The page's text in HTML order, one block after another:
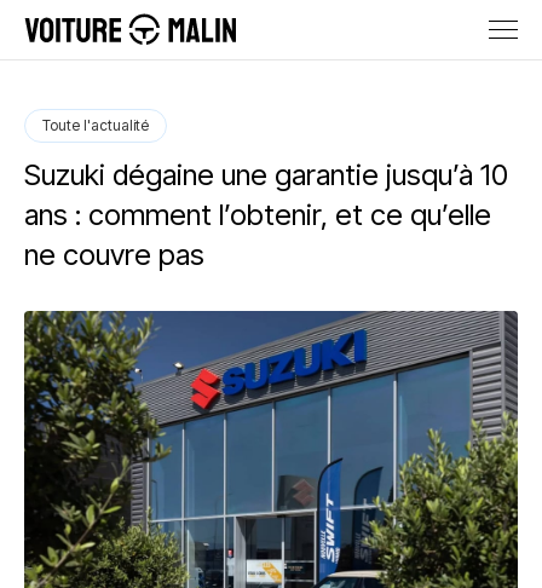
Toute l'actualité
Suzuki dégaine une garantie jusqu’à 10
ans : comment l’obtenir, et ce qu’elle
ne couvre pas